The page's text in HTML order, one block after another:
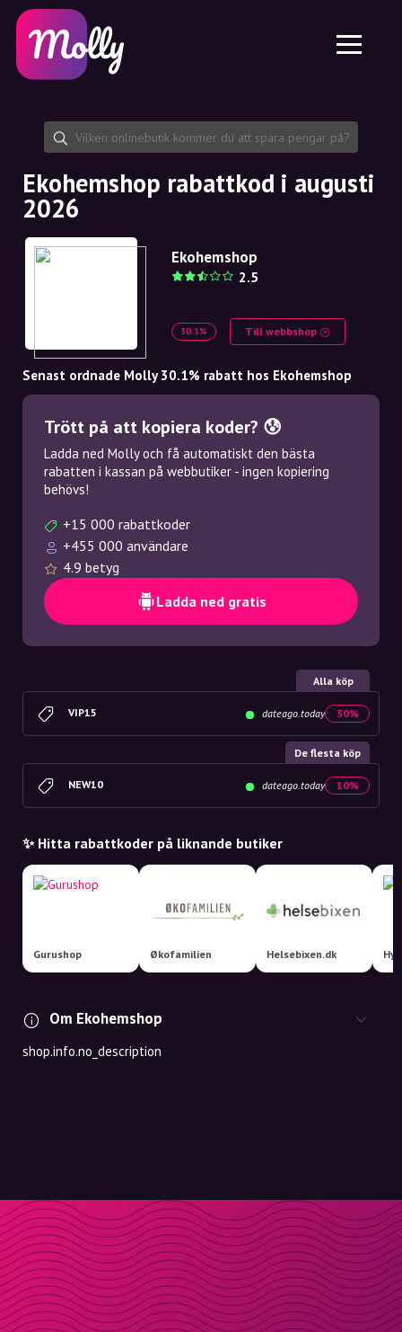
Hudvård
Hårvård
Dela rabattkod
Funktioner
Jobb
Om oss
Samarbete
Plattform
Molly till iPhone och iPad
Molly till Android
SE
EN
SE
NO
DE
Ekohemshop rabattkod i augusti
2026
Ekohemshop
2.5
30.1% Till webbshop
Senast ordnade Molly 30.1% rabatt hos Ekohemshop
Trött på att kopiera koder? 😰
Ladda ned Molly och få automatiskt den bästa
rabatten i kassan på webbutiker - ingen kopiering
behövs!
+15 000 rabattkoder
+455 000 användare
4.9 betyg
Ladda ned gratis
Alla köp
VIP15 dateago.today 30%
De flesta köp
NEW10 dateago.today 10%
✨ Hitta rabattkoder på liknande butiker
Gurushop Økofamilien Helsebixen.dk
Om Ekohemshop
shop.info.no_description